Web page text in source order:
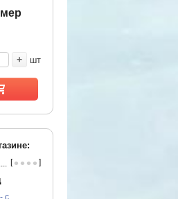
+ шт
[•••• ]
с